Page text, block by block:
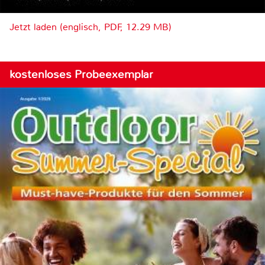
Jetzt laden (englisch, PDF, 12.29 MB)
kostenloses Probeexemplar